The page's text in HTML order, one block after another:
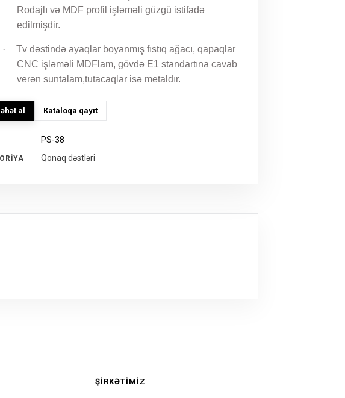
Rodajlı və MDF profil işləməli güzgü istifadə
edilmişdir.
·
Tv dəstində ayaqlar boyanmış fıstıq ağacı, qapaqlar
CNC işləməli MDFlam, gövdə E1 standartına cavab
verən suntalam,tutacaqlar isə metaldır.
al Kataloqa qayıt
PS-38
Qonaq dəstləri
ŞIRKƏTIMIZ